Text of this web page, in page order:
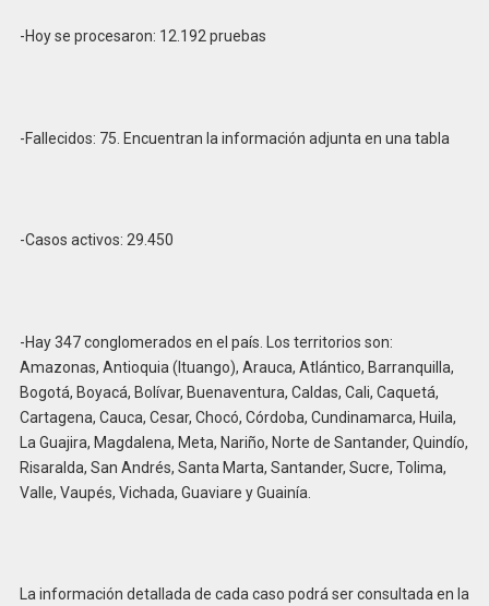
-Hoy se procesaron: 12.192 pruebas
-Fallecidos: 75. Encuentran la información adjunta en una tabla
-Casos activos: 29.450
-Hay 347 conglomerados en el país. Los territorios son:
Amazonas, Antioquia (Ituango), Arauca, Atlántico, Barranquilla,
Bogotá, Boyacá, Bolívar, Buenaventura, Caldas, Cali, Caquetá,
Cartagena, Cauca, Cesar, Chocó, Córdoba, Cundinamarca, Huila,
La Guajira, Magdalena, Meta, Nariño, Norte de Santander, Quindío,
Risaralda, San Andrés, Santa Marta, Santander, Sucre, Tolima,
Valle, Vaupés, Vichada, Guaviare y Guainía.
La información detallada de cada caso podrá ser consultada en la